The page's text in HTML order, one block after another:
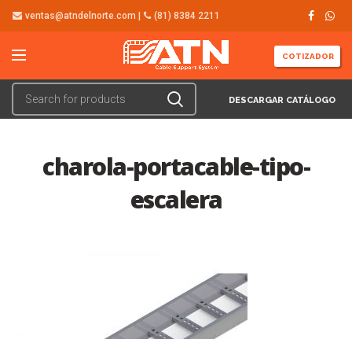
ventas@atndelnorte.com | (81) 8384 2211
COTIZADOR
DESCARGAR CATÁLOGO
charola-portacable-tipo-
escalera